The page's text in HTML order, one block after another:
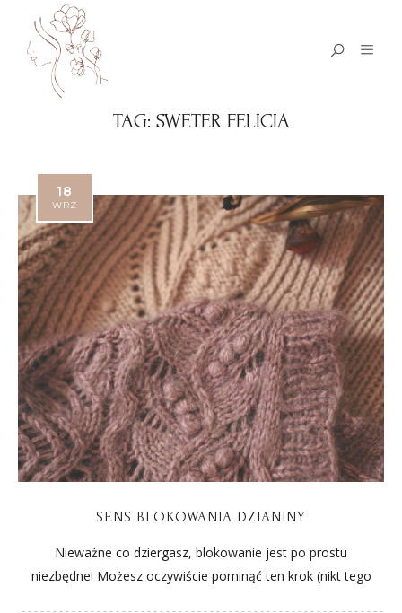
TAG: SWETER FELICIA
18
WRZ
SENS BLOKOWANIA DZIANINY
Nieważne co dziergasz, blokowanie jest po prostu
niezbędne! Możesz oczywiście pominąć ten krok (nikt tego